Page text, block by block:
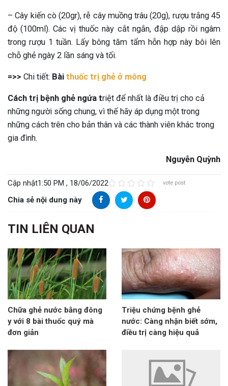
– Cây kiến cò (20gr), rễ cây muồng trâu (20g), rượu trắng 45
độ (100ml). Các vị thuốc này cắt ngắn, đập dập rồi ngâm
trong rượu 1 tuần. Lấy bông tăm tẩm hỗn hợp này bôi lên
chỗ ghẻ ngày 2 lần sáng và tối.
=>> Chi tiết: Bài thuốc trị ghẻ ở mông
Cách trị bệnh ghẻ ngứa triệt để nhất là điều trị cho cả
những người sống chung, vì thế hãy áp dụng một trong
những cách trên cho bản thân và các thành viên khác trong
gia đình.
Nguyễn Quỳnh
Cập nhật1:50 PM , 18/06/2022 vote post
Chia sẻ nội dung này
TIN LIÊN QUAN
Chữa ghẻ nước bằng đông
y với 8 bài thuốc quý mà
đơn giản
Triệu chứng bệnh ghẻ
nước: Càng nhận biết sớm,
điều trị càng hiệu quả